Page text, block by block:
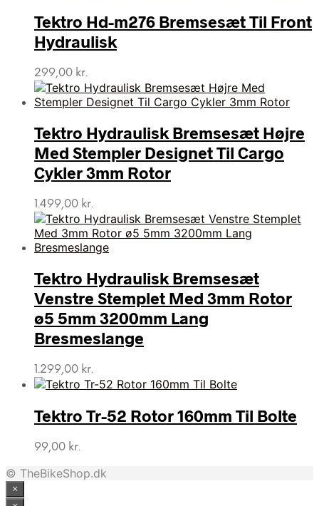
Tektro Hd-m276 Bremsesæt Til Front
Hydraulisk
299,00 kr.
Tektro Hydraulisk Bremsesæt Højre
Med Stempler Designet Til Cargo
Cykler 3mm Rotor
1.499,00 kr.
Tektro Hydraulisk Bremsesæt
Venstre Stemplet Med 3mm Rotor
ø5 5mm 3200mm Lang
Bresmeslange
1.299,00 kr.
Tektro Tr-52 Rotor 160mm Til Bolte
99,00 kr.
© TheBikeShop.dk
×